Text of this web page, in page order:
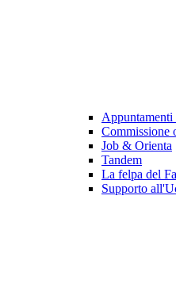
Commissione
Job & Orienta
Tandem
La felpa del
Supporto